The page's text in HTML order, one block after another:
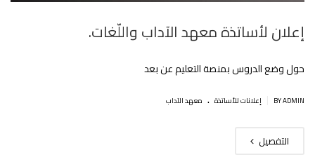
إعلان لأساتذة معهد الآداب واللّغات.
حول وضع الدروس بمنصة التعليم عن بعد
BY ADMIN إعلانات للأساتذة . معهد الآداب
التفصيل